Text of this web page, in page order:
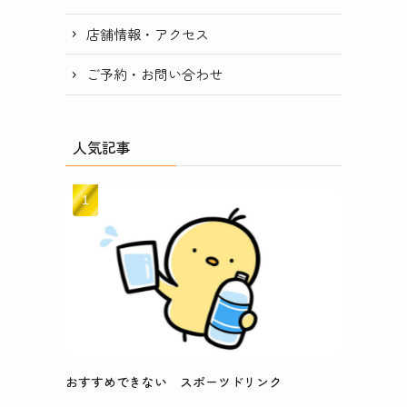
店舗情報・アクセス
ご予約・お問い合わせ
人気記事
おすすめできない スポーツドリンク